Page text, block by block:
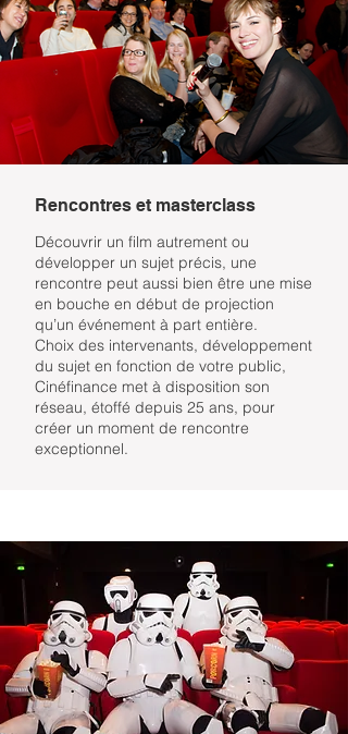
Rencontres et masterclass
Découvrir un film autrement ou
développer un sujet précis, une
rencontre peut aussi bien être une mise
en bouche en début de projection
qu’un événement à part entière.
Choix des intervenants, développement
du sujet en fonction de votre public,
Cinéfinance met à disposition son
réseau, étoffé depuis 25 ans, pour
créer un moment de rencontre
exceptionnel.